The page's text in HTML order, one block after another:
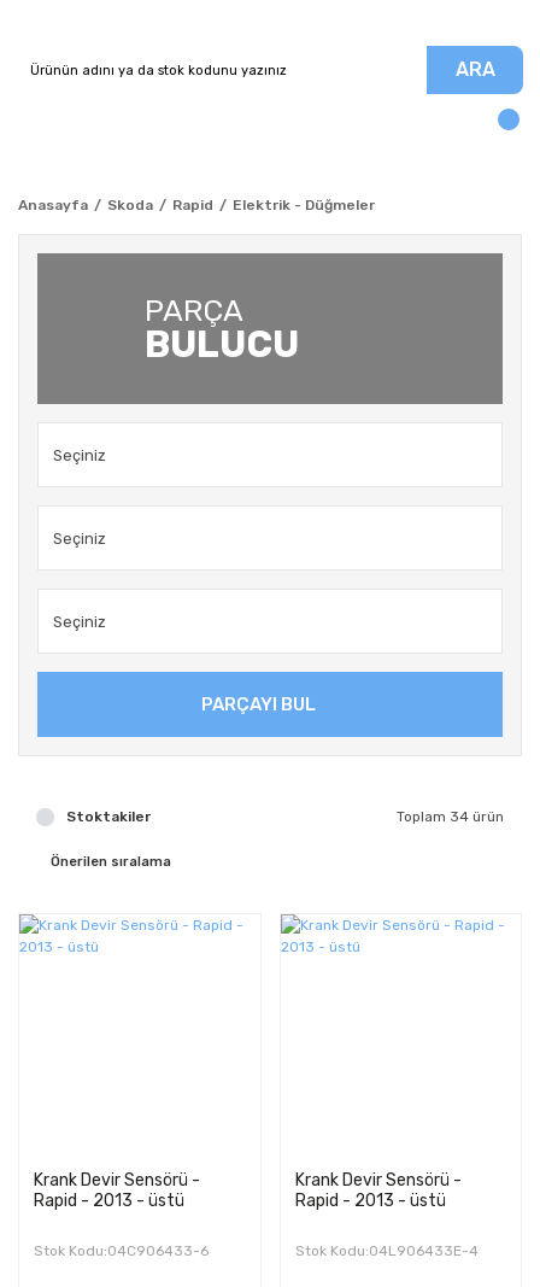
ARA
Anasayfa Skoda Rapid Elektrik - Düğmeler
PARÇA
BULUCU
PARÇAYI BUL
Stoktakiler Toplam 34 ürün
Krank Devir Sensörü -
Rapid - 2013 - üstü
Stok Kodu:04C906433-6
Krank Devir Sensörü -
Rapid - 2013 - üstü
Stok Kodu:04L906433E-4